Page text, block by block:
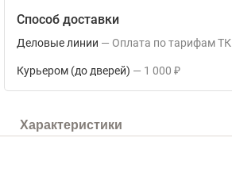
Способ доставки
Деловые линии Оплата по тарифам ТК
Курьером (до дверей) 1 000 ₽
Характеристики